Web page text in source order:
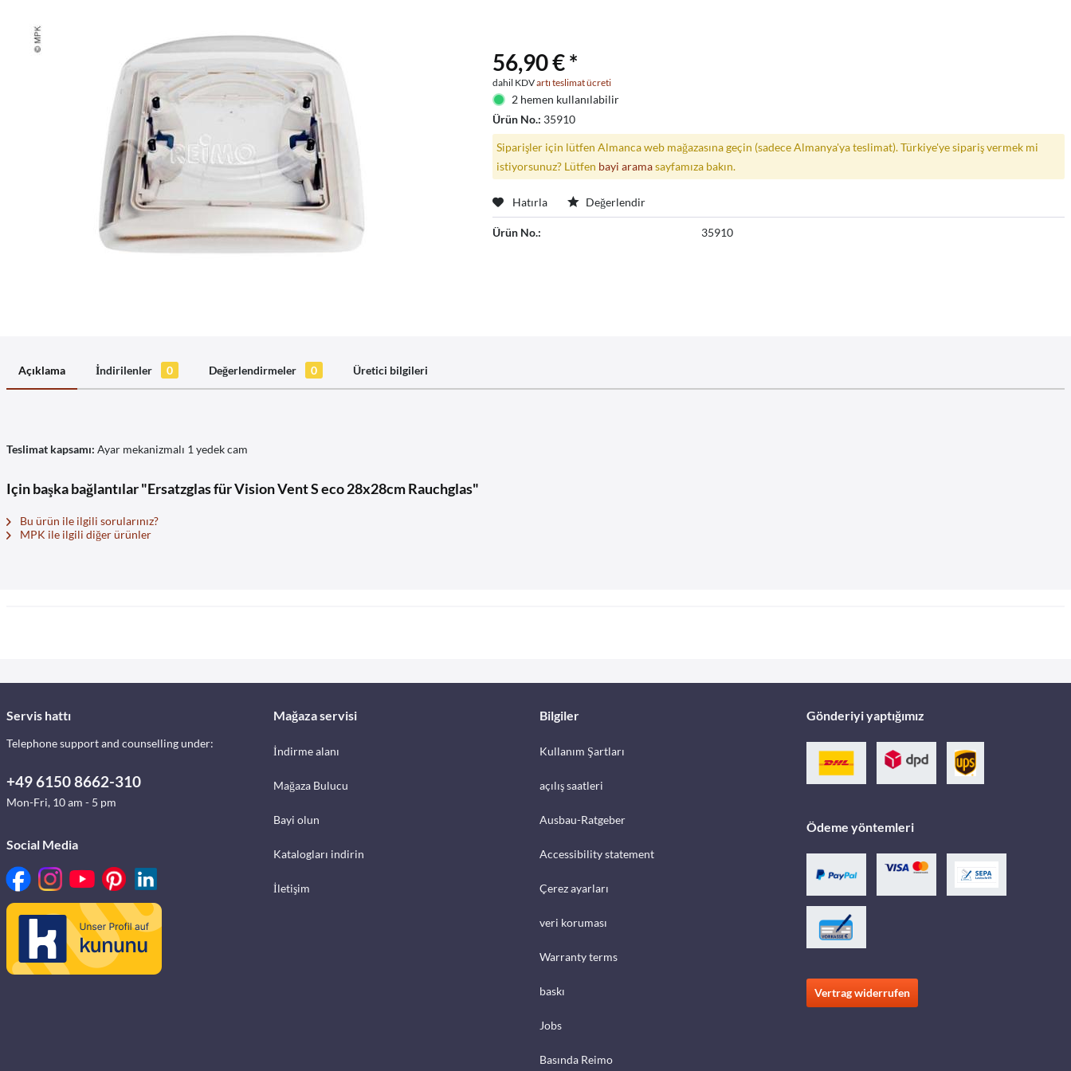
56,90 € *
dahil KDVartı teslimat ücreti
2 hemen kullanılabilir
Ürün No.: 35910
Siparişler için lütfen Almanca web mağazasına geçin (sadece Almanya'ya teslimat). Türkiye'ye sipariş vermek mi
istiyorsunuz? Lütfen bayi aramasayfamıza bakın.
Hatırla Değerlendir
Ürün No.: 35910
Açıklama İndirilenler 0 Değerlendirmeler 0 Üretici bilgileri
Teslimat kapsamı: Ayar mekanizmalı 1 yedek cam
Için başka bağlantılar "Ersatzglas für Vision Vent S eco 28x28cm Rauchglas"
Bu ürün ile ilgili sorularınız?
MPK ile ilgili diğer ürünler
Servis hattı
Telephone support and counselling under:
+49 6150 8662-310
Mon-Fri, 10 am - 5 pm
Social Media
Mağaza servisi
İndirme alanı
Mağaza Bulucu
Bayi olun
Katalogları indirin
İletişim
Bilgiler
Kullanım Şartları
açılış saatleri
Ausbau-Ratgeber
Accessibility statement
Çerez ayarları
veri koruması
Warranty terms
baskı
Jobs
Basında Reimo
Gönderiyi yaptığımız
Ödeme yöntemleri
Vertrag widerrufen